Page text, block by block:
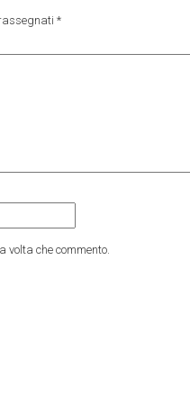
*
volta che commento.